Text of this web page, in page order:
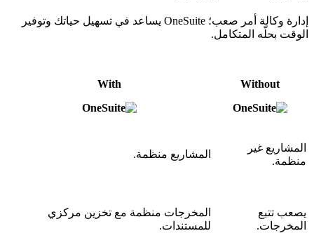
إدارة وكالة أمر صعب؛ OneSuite يساعد في تسهيل حياتك وتوفير
الوقت بحلّه المتكامل.
Without
With
المشاريع غير
منظمة.
المشاريع منظمة.
يصعب تتبع
المخرجات.
المخرجات منظمة مع تخزين مركزي
للمستندات.